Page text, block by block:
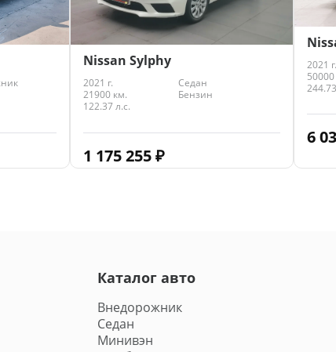
Nissan Sylphy
2021 г.
Седан
21900 км.
Бензин
122.37 л.с.
1 175 255₽
2021 г.
6
Каталог авто
Внедорожник
Седан
Минивэн